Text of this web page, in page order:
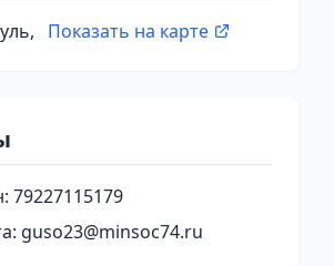
Показать на карте
79227115179
guso23@minsoc74.ru